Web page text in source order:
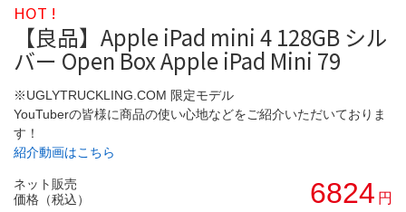
HOT !
【良品】Apple iPad mini 4 128GB シル
バー Open Box Apple iPad Mini 79
※UGLYTRUCKLING.COM 限定モデル
YouTuberの皆様に商品の使い心地などをご紹介いただいておりま
す！
紹介動画はこちら
ネット販売
価格（税込）
6824 円